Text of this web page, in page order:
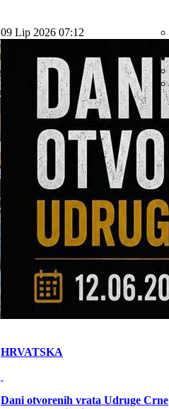
09 Lip 2026 07:12
HRVATSKA
Dani otvorenih vrata Udruge Crne